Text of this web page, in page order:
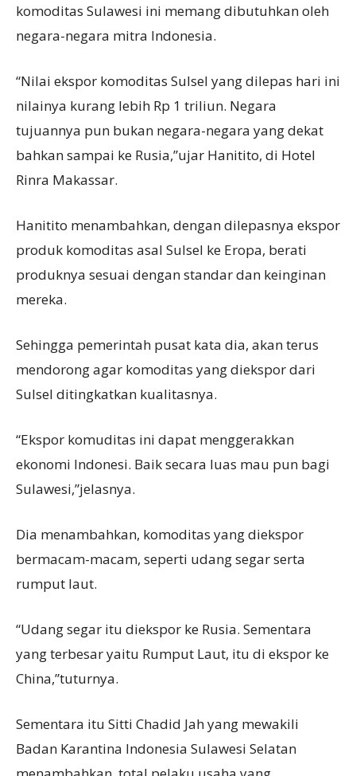
komoditas Sulawesi ini memang dibutuhkan oleh
negara-negara mitra Indonesia.
“Nilai ekspor komoditas Sulsel yang dilepas hari ini
nilainya kurang lebih Rp 1 triliun. Negara
tujuannya pun bukan negara-negara yang dekat
bahkan sampai ke Rusia,”ujar Hanitito, di Hotel
Rinra Makassar.
Hanitito menambahkan, dengan dilepasnya ekspor
produk komoditas asal Sulsel ke Eropa, berati
produknya sesuai dengan standar dan keinginan
mereka.
Sehingga pemerintah pusat kata dia, akan terus
mendorong agar komoditas yang diekspor dari
Sulsel ditingkatkan kualitasnya.
“Ekspor komuditas ini dapat menggerakkan
ekonomi Indonesi. Baik secara luas mau pun bagi
Sulawesi,”jelasnya.
Dia menambahkan, komoditas yang diekspor
bermacam-macam, seperti udang segar serta
rumput laut.
“Udang segar itu diekspor ke Rusia. Sementara
yang terbesar yaitu Rumput Laut, itu di ekspor ke
China,”tuturnya.
Sementara itu Sitti Chadid Jah yang mewakili
Badan Karantina Indonesia Sulawesi Selatan